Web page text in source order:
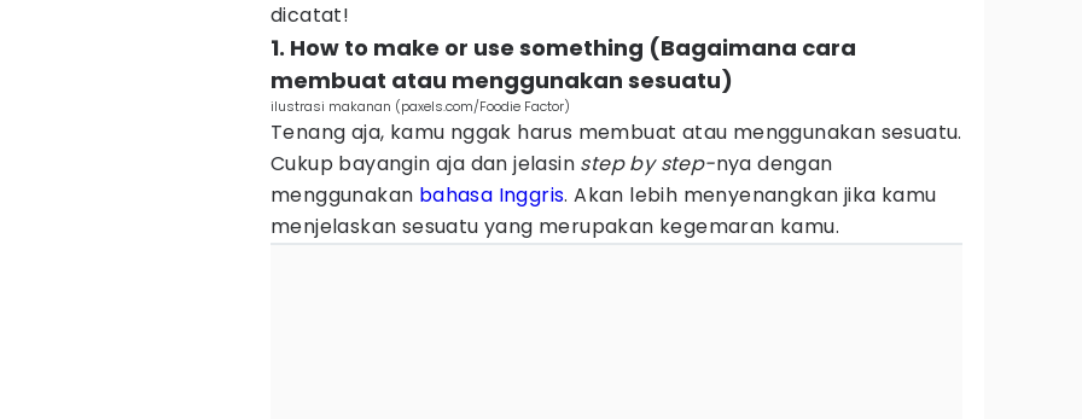
dicatat!
1. How to make or use something (Bagaimana cara
membuat atau menggunakan sesuatu)
ilustrasi makanan (paxels.com/Foodie Factor)
Tenang aja, kamu nggak harus membuat atau menggunakan sesuatu.
Cukup bayangin aja dan jelasin step by step-nya dengan
menggunakan bahasa Inggris. Akan lebih menyenangkan jika kamu
menjelaskan sesuatu yang merupakan kegemaran kamu.